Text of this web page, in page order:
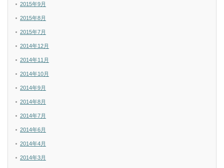
2015年9月
2015年8月
2015年7月
2014年12月
2014年11月
2014年10月
2014年9月
2014年8月
2014年7月
2014年6月
2014年4月
2014年3月